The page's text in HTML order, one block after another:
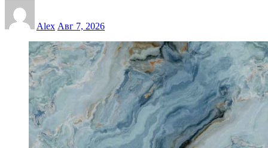
Alex Авг 7, 2026